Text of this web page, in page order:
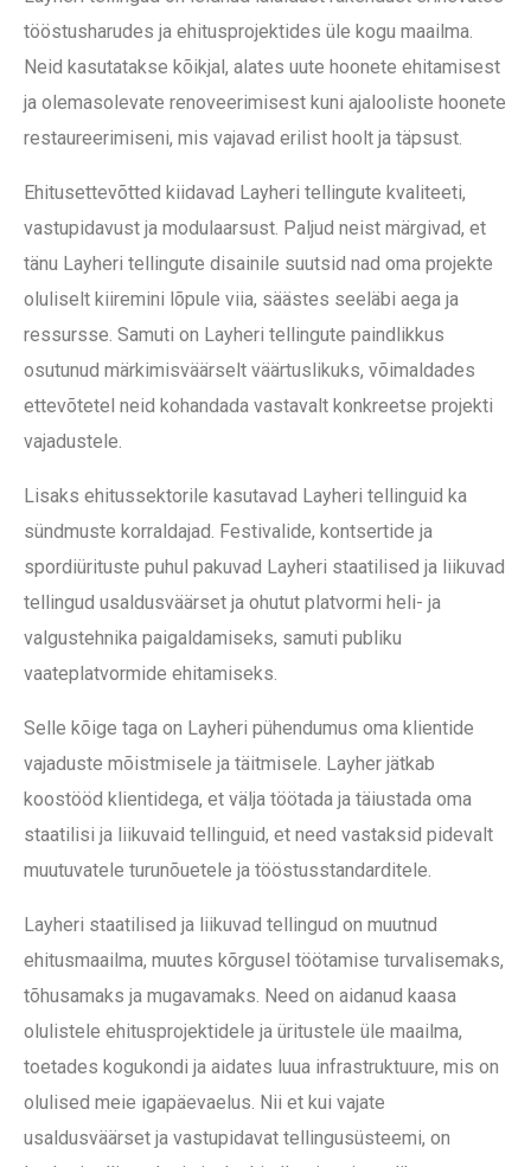
tööstusharudes ja ehitusprojektides üle kogu maailma.
Neid kasutatakse kõikjal, alates uute hoonete ehitamisest
ja olemasolevate renoveerimisest kuni ajalooliste hoonete
restaureerimiseni, mis vajavad erilist hoolt ja täpsust.
Ehitusettevõtted kiidavad Layheri tellingute kvaliteeti,
vastupidavust ja modulaarsust. Paljud neist märgivad, et
tänu Layheri tellingute disainile suutsid nad oma projekte
oluliselt kiiremini lõpule viia, säästes seeläbi aega ja
ressursse. Samuti on Layheri tellingute paindlikkus
osutunud märkimisväärselt väärtuslikuks, võimaldades
ettevõtetel neid kohandada vastavalt konkreetse projekti
vajadustele.
Lisaks ehitussektorile kasutavad Layheri tellinguid ka
sündmuste korraldajad. Festivalide, kontsertide ja
spordiürituste puhul pakuvad Layheri staatilised ja liikuvad
tellingud usaldusväärset ja ohutut platvormi heli- ja
valgustehnika paigaldamiseks, samuti publiku
vaateplatvormide ehitamiseks.
Selle kõige taga on Layheri pühendumus oma klientide
vajaduste mõistmisele ja täitmisele. Layher jätkab
koostööd klientidega, et välja töötada ja täiustada oma
staatilisi ja liikuvaid tellinguid, et need vastaksid pidevalt
muutuvatele turunõuetele ja tööstusstandarditele.
Layheri staatilised ja liikuvad tellingud on muutnud
ehitusmaailma, muutes kõrgusel töötamise turvalisemaks,
tõhusamaks ja mugavamaks. Need on aidanud kaasa
olulistele ehitusprojektidele ja üritustele üle maailma,
toetades kogukondi ja aidates luua infrastruktuure, mis on
olulised meie igapäevaelus. Nii et kui vajate
usaldusväärset ja vastupidavat tellingusüsteemi, on